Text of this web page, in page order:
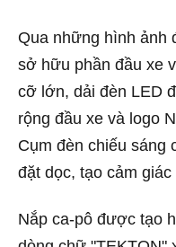
Qua những hình ảnh
sở hữu phần đầu xe
cỡ lớn, dải đèn LED
rộng đầu xe và logo
Cụm đèn chiếu sáng
đặt dọc, tạo cảm
Nắp ca-pô được tạo